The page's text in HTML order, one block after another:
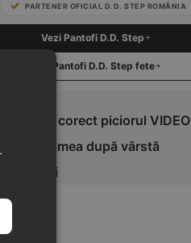
PARTENER OFICIAL D.D. STEP ROMÂNIA
Vezi Pantofi D.D. Step
Vezi Pantofi D.D. Step fete
măsori corect piciorul VIDEO
mărimea după vârstă
Mărimi